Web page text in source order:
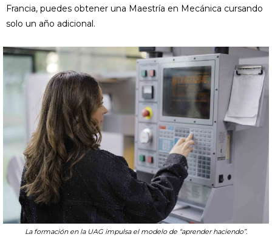
Francia, puedes obtener una Maestría en Mecánica cursando
solo un año adicional.
La formación en la UAG impulsa el modelo de “aprender haciendo”.